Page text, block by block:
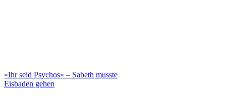
«Ihr seid Psychos» – Sabeth musste
Eisbaden gehen